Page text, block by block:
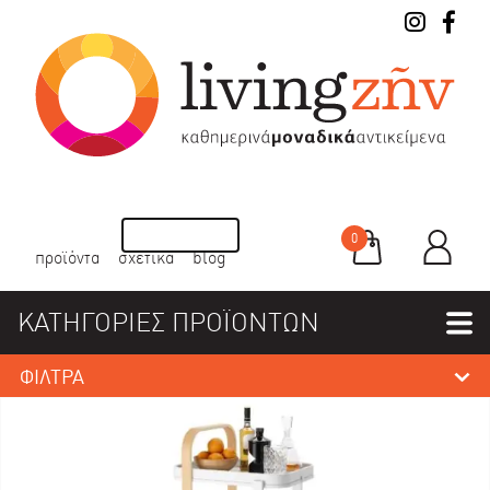
προϊόντα σχετικά blog
0
ΚΑΤΗΓΟΡΙΕΣ ΠΡΟΪΟΝΤΩΝ
ΦΙΛΤΡΑ